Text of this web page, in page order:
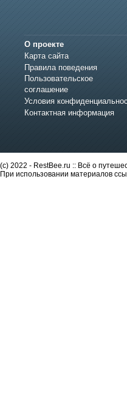
О проекте
Карта сайта
Правила поведения
Пользовательское
соглашение
Условия
Контактная информация
(c) 2022 - RestBee.ru :: Всё о
При использовании материалов